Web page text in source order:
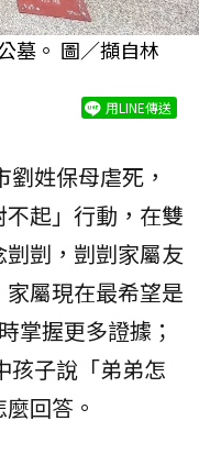
墓。 圖／擷自林
用LINE傳送
姓保母虐死，
起」行動，在雙
剴，剴剴家屬友
屬現在最希望是
掌握更多證據；
孩子說「弟弟怎
回答。